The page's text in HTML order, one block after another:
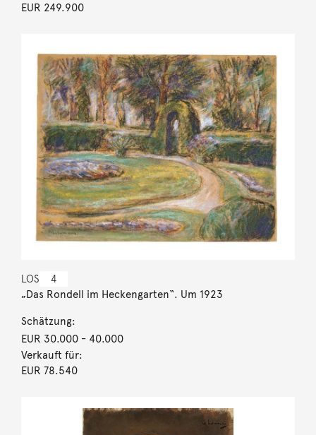
EUR 249.900
LOS 4
„Das Rondell im Heckengarten“. Um 1923
Schätzung:
EUR 30.000- 40.000
Verkauft für:
EUR 78.540